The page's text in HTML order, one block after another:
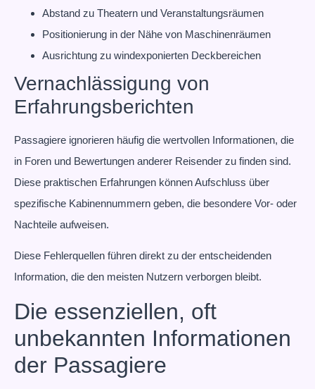
Abstand zu Theatern und Veranstaltungsräumen
Positionierung in der Nähe von Maschinenräumen
Ausrichtung zu windexponierten Deckbereichen
Vernachlässigung von
Erfahrungsberichten
Passagiere ignorieren häufig die wertvollen Informationen, die
in Foren und Bewertungen anderer Reisender zu finden sind.
Diese praktischen Erfahrungen können Aufschluss über
spezifische Kabinennummern geben, die besondere Vor- oder
Nachteile aufweisen.
Diese Fehlerquellen führen direkt zu der entscheidenden
Information, die den meisten Nutzern verborgen bleibt.
Die essenziellen, oft
unbekannten Informationen
der Passagiere